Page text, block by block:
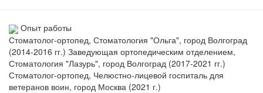
Опыт работы
Стоматолог-ортопед, Стоматология "Ольга", город Волгоград
(2014-2016 гг.) Заведующая ортопедическим отделением,
Стоматология "Лазурь", город Волгоград (2017-2021 гг.)
Стоматолог-ортопед, Челюстно-лицевой госпиталь для
ветеранов воин, город Москва (2021 г.)